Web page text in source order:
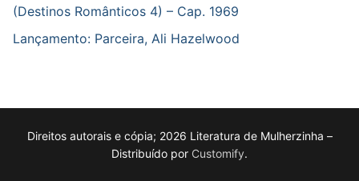
(Destinos Românticos 4) – Cap. 1969
Lançamento: Parceira, Ali Hazelwood
Direitos autorais e cópia; 2026 Literatura de Mulherzinha –
Distribuído por Customify.